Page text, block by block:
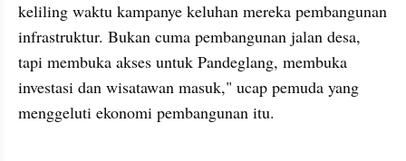
keliling waktu kampanye keluhan mereka pembangunan
infrastruktur. Bukan cuma pembangunan jalan desa,
tapi membuka akses untuk Pandeglang, membuka
investasi dan wisatawan masuk," ucap pemuda yang
menggeluti ekonomi pembangunan itu.